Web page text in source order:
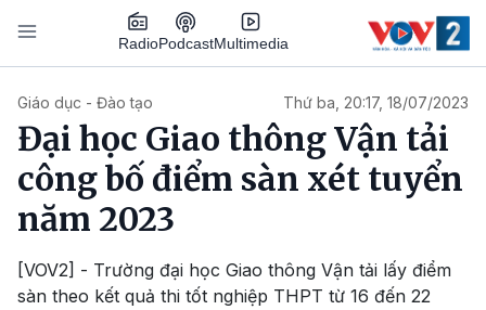
Nhảy đến nội dung
RadioPodcastMultimedia
Giáo dục - Đào tạo Thứ ba, 20:17, 18/07/2023
Đại học Giao thông Vận tải
công bố điểm sàn xét tuyển
năm 2023
[VOV2] - Trường đại học Giao thông Vận tải lấy điểm
sàn theo kết quả thi tốt nghiệp THPT từ 16 đến 22